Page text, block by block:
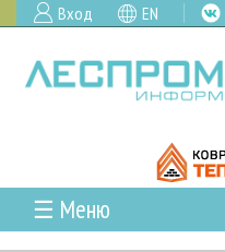
Вход EN
☰ Меню